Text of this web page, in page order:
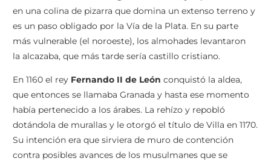
en una colina de pizarra que domina un extenso terreno y
es un paso obligado por la Vía de la Plata. En su parte
más vulnerable (el noroeste), los almohades levantaron
la alcazaba, que más tarde sería castillo cristiano.
En 1160 el rey Fernando II de León conquistó la aldea,
que entonces se llamaba Granada y hasta ese momento
había pertenecido a los árabes. La rehízo y repobló
dotándola de murallas y le otorgó el título de Villa en 1170.
Su intención era que sirviera de muro de contención
contra posibles avances de los musulmanes que se